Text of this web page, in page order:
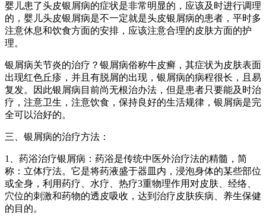
婴儿患了头皮银屑病的症状是非常明显的，应该及时进行调理
的，婴儿头皮银屑病是不一定就是头皮银屑病的患者，平时多
注意休息和饮食方面的安排，应该注意合理的皮肤方面的护
理。
银屑病关节炎的治疗？银屑病俗称牛皮癣，其症状为皮肤表面
出现红色丘疹，并且有脱屑的出现，银屑病的病程很长，且易
复发。因此银屑病目前尚无根治办法，但是患者只要能及时治
疗，注意卫生，注意饮食，保持良好的生活规律，银屑病是完
全可以治好的。
三、银屑病的治疗方法：
1、药浴治疗银屑病：药浴是传统中医外治疗法的精髓，简
称：立体疗法。它是将药液盛于器皿内，浸泡身体的某些部位
或全身，利用药疗、水疗、热疗3重物理作用对皮肤、经络、
穴位的刺激和药物的透皮吸收，达到治疗皮肤疾病、养生保健
的目的。